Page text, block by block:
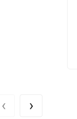
‹ ›